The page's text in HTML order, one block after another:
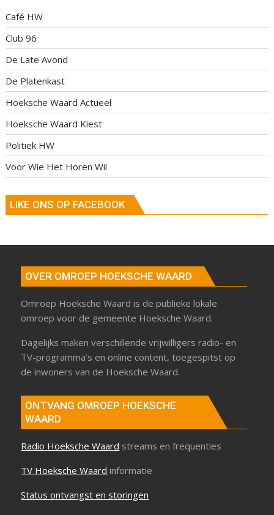
Café HW
Club 96
De Late Avond
De Platenkast
Hoeksche Waard Actueel
Hoeksche Waard Kiest
Politiek HW
Voor Wie Het Horen Wil
LIKE ONS OP FACEBOOK
OVER OMROEP HOEKSCHE WAARD
Omroep Hoeksche Waard is de publieke lokale
omroep voor de gemeente Hoeksche Waard.
Dagelijks maken verschillende vrijwilligers radio- en
TV-programma’s en online content, toegespitst op
de inwoners van de Hoeksche Waard.
ONTVANG OMROEP HOEKSCHE
WAARD
Radio Hoeksche Waard streams en frequenties
TV Hoeksche Waard informatie
Status ontvangst en storingen